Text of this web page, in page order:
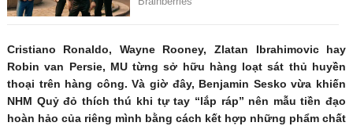
Cristiano Ronaldo, Wayne Rooney, Zlatan Ibrahimovic hay
Robin van Persie, MU từng sở hữu hàng loạt sát thủ huyền
thoại trên hàng công. Và giờ đây, Benjamin Sesko vừa khiến
NHM Quỷ đỏ thích thú khi tự tay “lắp ráp” nên mẫu tiền đạo
hoàn hảo của riêng mình bằng cách kết hợp những phẩm chất